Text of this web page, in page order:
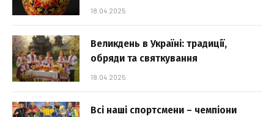
18.04.2025
Великдень в Україні: традиції,
обряди та святкування
18.04.2025
Всі наші спортсмени – чемпіони